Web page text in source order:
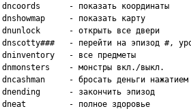
dncoords      - показать координаты
dnshowmap     - показать карту
dnunlock      - открыть все двери
dnscotty###   - перейти на эпизод #,
dninventory   - все предметы
dnmonsters    - монстры вкл./выкл.
dncashman     - бросать деньги нажатием
dnending      - закончить эпизод
dneat         - полное здоровье